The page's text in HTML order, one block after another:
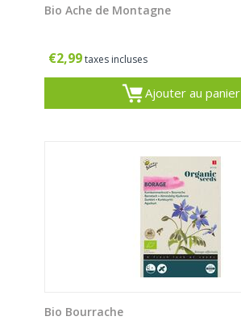
Bio Ache de Montagne
€2,99taxes incluses
Ajouter au panier
Bio Bourrache